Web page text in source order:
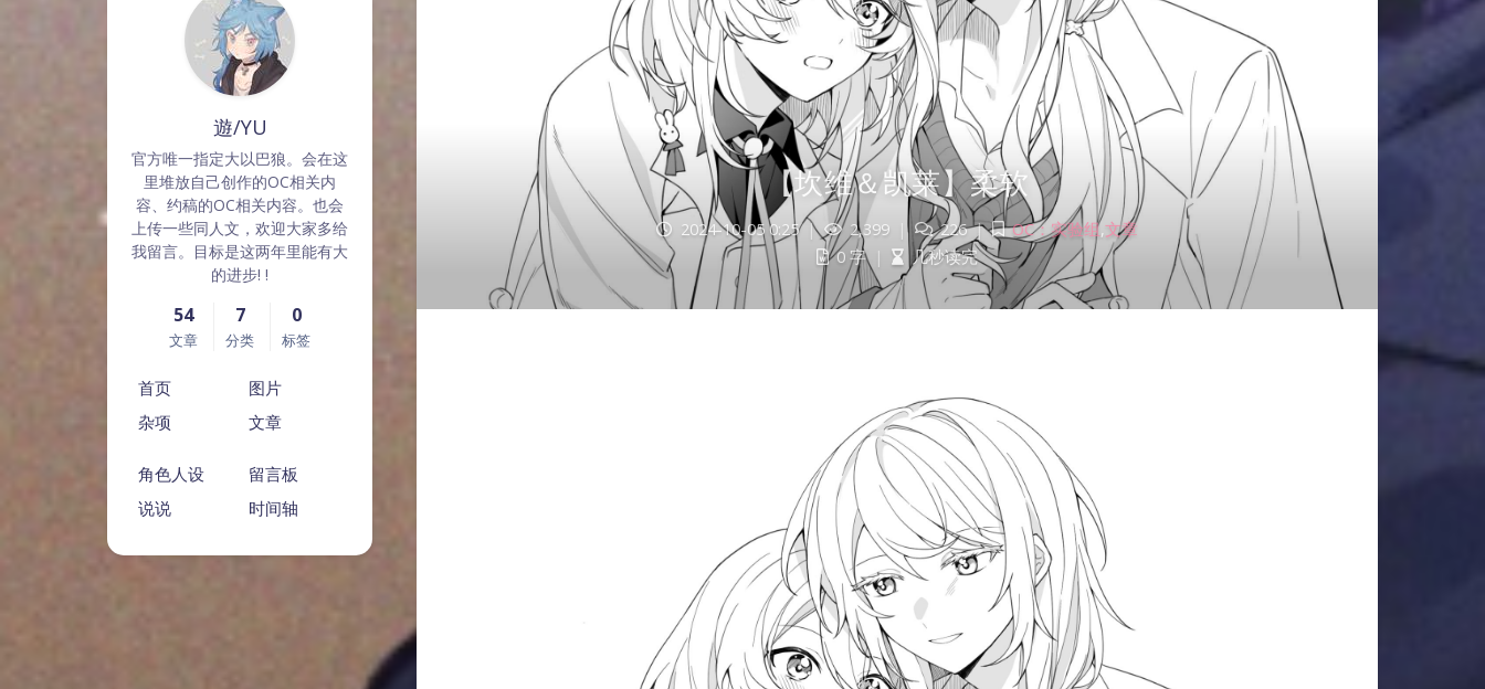
遊/YU
官方唯一指定大以巴狼。会在这
里堆放自己创作的OC相关内
容、约稿的OC相关内容。也会
上传一些同人文，欢迎大家多给
我留言。目标是这两年里能有大
的进步! !
54
文章
7
分类
0
标签
首页
图片
杂项
文章
角色人设
留言板
说说
时间轴
【坎维＆凯莱】柔软
2024-10-05 0:25 | 2,399 226 | OC：实验组,文章
0 字 | 几秒读完